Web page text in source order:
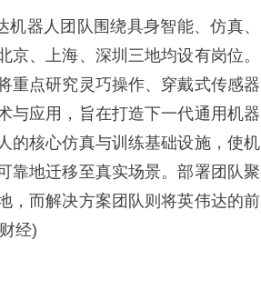
器人团队围绕具身智能、仿真、
、上海、深圳三地均设有岗位。
重点研究灵巧操作、穿戴式传感器
与应用，旨在打造下一代通用机器
的核心仿真与训练基础设施，使机
靠地迁移至真实场景。部署团队聚
，而解决方案团队则将英伟达的前
经)